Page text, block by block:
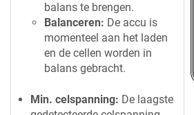
balans te brengen.
Balanceren: De accu is
momenteel aan het laden
en de cellen worden in
balans gebracht.
Min. celspanning: De laagste